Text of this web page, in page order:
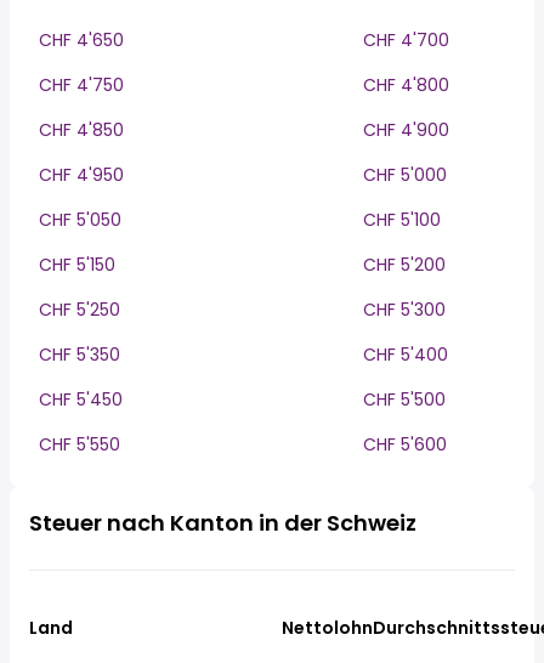
CHF 4'650
CHF 4'700
CHF 4'750
CHF 4'800
CHF 4'850
CHF 4'900
CHF 4'950
CHF 5'000
CHF 5'050
CHF 5'100
CHF 5'150
CHF 5'200
CHF 5'250
CHF 5'300
CHF 5'350
CHF 5'400
CHF 5'450
CHF 5'500
CHF 5'550
CHF 5'600
Steuer nach Kanton in der Schweiz
Land Nettolohn